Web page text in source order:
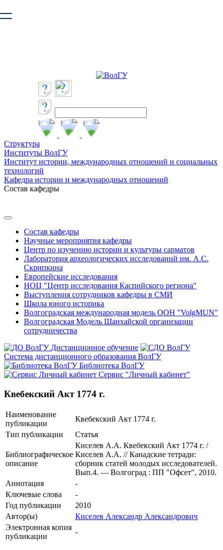
безопасную работу с сайтом. Пожалуйста
Структура
Институты ВолГУ
Институт истории, международных отношений и социальных
технологий
Кафедра истории и международных отношений
Состав кафедры
Состав кафедры
Научные мероприятия кафедры
Центр по изучению истории и культуры сарматов
Лаборатория археологических исследований им. А.С.
Скрипкина
Европейские исследования
НОЦ "Центр исследования Каспийского региона"
Выступления сотрудников кафедры в СМИ
Школа юного историка
Волгоградская международная модель ООН "VolgMUN"
Волгоградская Модель Шанхайской организации
сотрудничества
Дистанционное обучение
Система дистанционного образования ВолГУ
Библиотека ВолГУ
Сервис "Личный кабинет"
Квебекский Акт 1774 г.
Наименование
публикации
Квебекский Акт 1774 г.
Тип публикации
Статья
Библиографическое
описание
Киселев А.А. Квебекский Акт 1774 г. /
Киселев А.А. // Канадские тетради:
сборник статей молодых исследователей.
Вып.4. — Волгоград : ПП "Офсет", 2010.
Аннотация
-
Ключевые cлова
-
Год публикации
2010
Автор(ы)
Киселев Александр Александрович
Электронная копия
публикации
-